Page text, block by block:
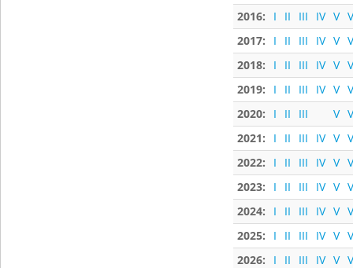
2016:
I II III IV V
2017:
I II III IV V
2018:
I II III IV V
2019:
I II III IV V
2020:
I II III V
2021:
I II III IV V
2022:
I II III IV V
2023:
I II III IV V
2024:
I II III IV V
2025:
I II III IV V
2026:
I II III IV V